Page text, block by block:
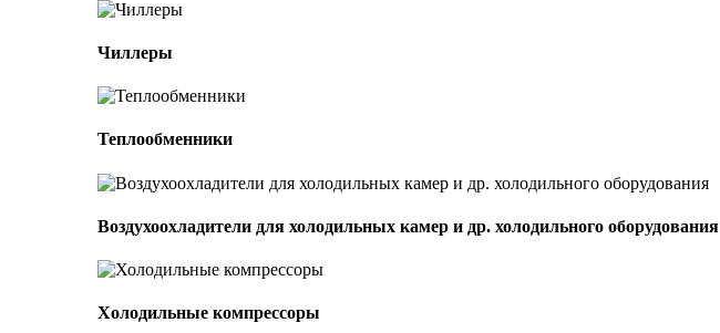
Чиллеры
Теплообменники
Воздухоохладители для холодильных камер и др. холодильного оборудования
Холодильные компрессоры